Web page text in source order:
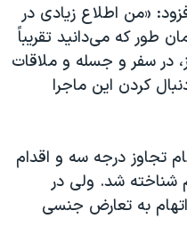
«من اطلاع زیادی در
طور که می‌دانید تقریباً
در سفر و جسله و ملاقات
کردن این ماجرا
تجاوز درجه سه و اقدام
شد. ولی در
به تعارض جنسی